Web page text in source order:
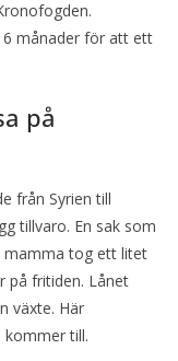
6 månader för att ett
på
från Syrien till
tillvaro. En sak som
mamma tog ett litet
på fritiden. Lånet
växte. Här
till.